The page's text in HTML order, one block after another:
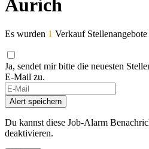
Aurich
Es wurden 1 Verkauf
Ja, sendet mir bitte die neuesten
E-Mail zu.
Alert speichern
Du kannst diese Job-Alarm
deaktivieren.